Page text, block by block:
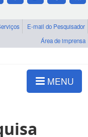
E-mail do Pesquisador
Área de imprensa
MENU